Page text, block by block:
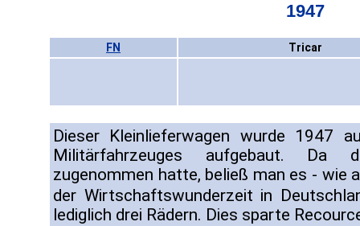
1947
FN Tricar
Dieser Kleinlieferwagen wurde 1947
Militärfahrzeuges aufgebaut. Da
zugenommen hatte, beließ man es - wie
der Wirtschaftswunderzeit in
lediglich drei Rädern. Dies sparte